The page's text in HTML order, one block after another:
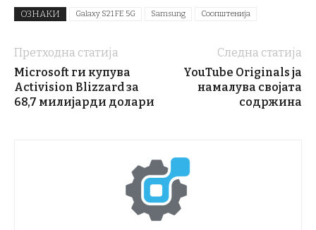
ОЗНАКИ Galaxy S21 FE 5G Samsung Соопштенија
Претходна статија
Microsoft ги купува
Activision Blizzard за
68,7 милијарди долари
Следна статија
YouTube Originals ја
намалува својата
содржина